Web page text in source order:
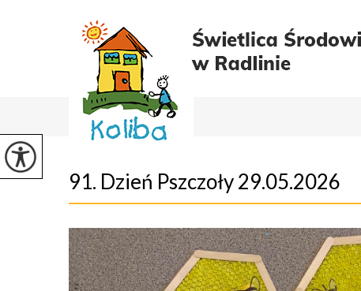
91. Dzień Pszczoły 29.05.2026